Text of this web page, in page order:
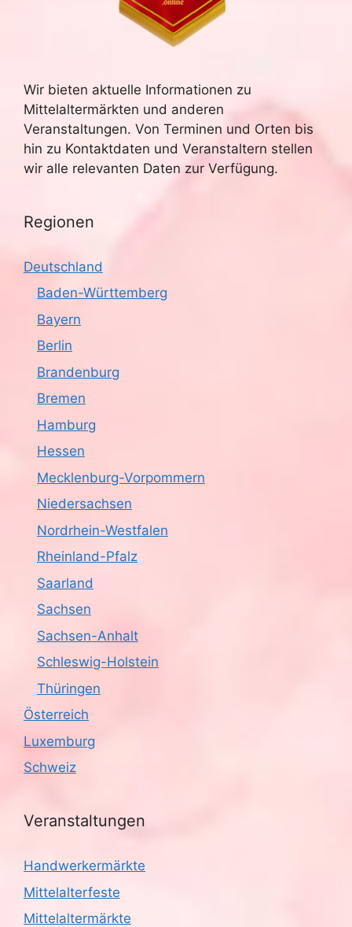
Wir bieten aktuelle Informationen zu
Mittelaltermärkten und anderen
Veranstaltungen. Von Terminen und Orten bis
hin zu Kontaktdaten und Veranstaltern stellen
wir alle relevanten Daten zur Verfügung.
Regionen
Deutschland
Baden-Württemberg
Bayern
Berlin
Brandenburg
Bremen
Hamburg
Hessen
Mecklenburg-Vorpommern
Niedersachsen
Nordrhein-Westfalen
Rheinland-Pfalz
Saarland
Sachsen
Sachsen-Anhalt
Schleswig-Holstein
Thüringen
Österreich
Luxemburg
Schweiz
Veranstaltungen
Handwerkermärkte
Mittelalterfeste
Mittelaltermärkte